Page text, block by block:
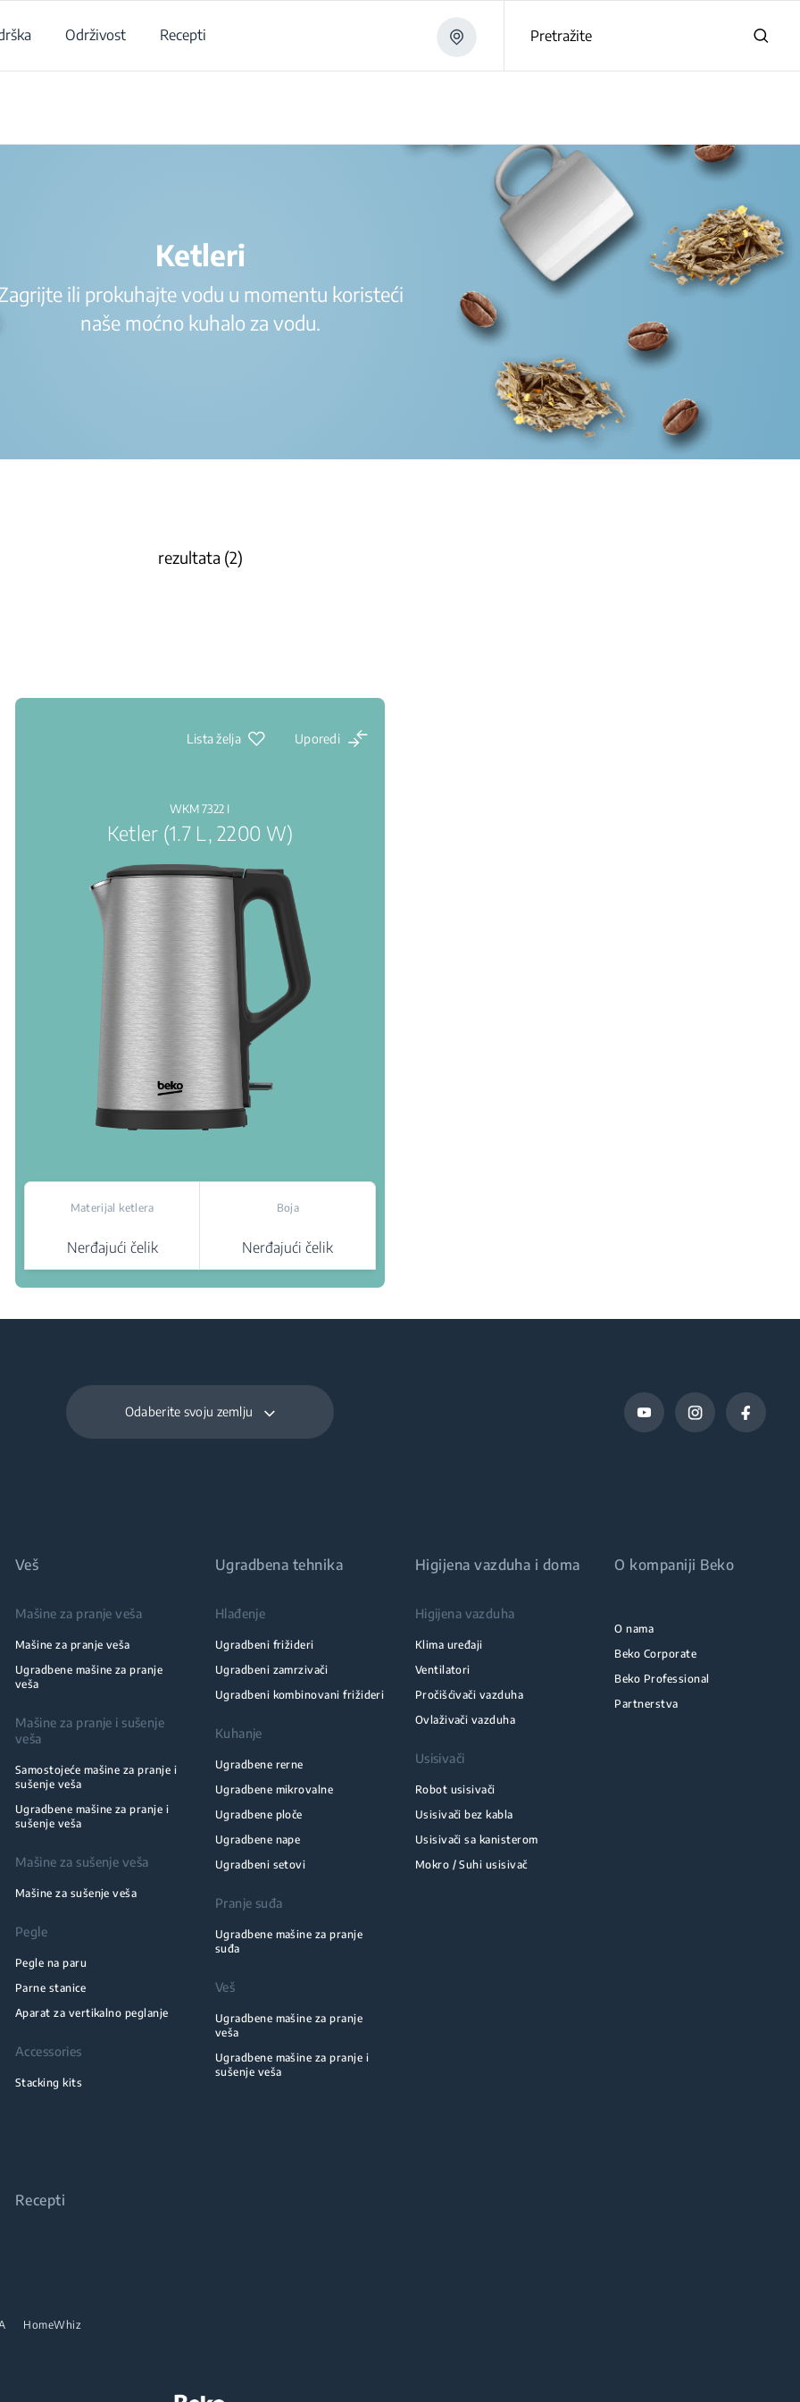
Održivost Recepti Pretražite
Ketleri
ili prokuhajte vodu u momentu koristeći
naše moćno kuhalo za vodu.
rezultata (2)
Lista želja Uporedi
WKM 7322 I
Ketler (1.7 L, 2200 W)
Materijal ketlera
Nerđajući čelik
Boja
Nerđajući čelik
Odaberite svoju zemlju
Veš
Mašine za pranje veša
Mašine za pranje veša
Ugradbene mašine za pranje
veša
Mašine za pranje i sušenje
veša
Samostojeće mašine za pranje i
sušenje veša
Ugradbene mašine za pranje i
sušenje veša
Mašine za sušenje veša
Mašine za sušenje veša
Pegle
Pegle na paru
Parne stanice
Aparat za vertikalno peglanje
Accessories
Stacking kits
Ugradbena tehnika
Hlađenje
Ugradbeni frižideri
Ugradbeni zamrzivači
Ugradbeni kombinovani frižideri
Kuhanje
Ugradbene rerne
Ugradbene mikrovalne
Ugradbene ploče
Ugradbene nape
Ugradbeni setovi
Pranje suđa
Ugradbene mašine za pranje
suđa
Veš
Ugradbene mašine za pranje
veša
Ugradbene mašine za pranje i
sušenje veša
Higijena vazduha i doma
Higijena vazduha
Klima uređaji
Ventilatori
Pročišćivači vazduha
Ovlaživači vazduha
Usisivači
Robot usisivači
Usisivači bez kabla
Usisivači sa kanisterom
Mokro / Suhi usisivač
O kompaniji Beko
O nama
Beko Corporate
Beko Professional
Partnerstva
Recepti
HomeWhiz